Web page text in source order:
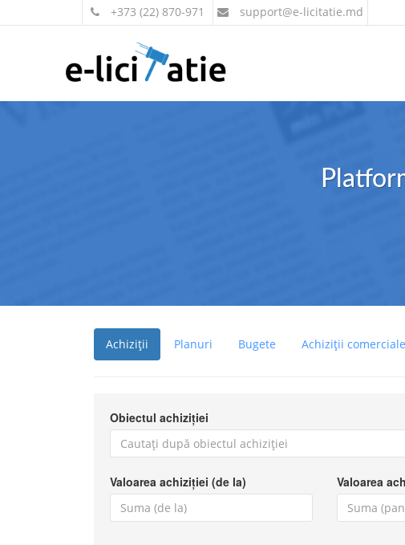
+373 (22) 870-971 support@e-licitatie.md
Achiziții Planuri Bugete Achiziții comerciale
Obiectul achiziției
Valoarea achiziției (de la) Valoarea